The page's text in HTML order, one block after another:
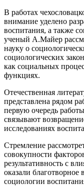
В работах
внимание уделено
воспитания, а также
ученый А.Майер
науку о
социологических
как социальных
функциях.
Отечественная
представлена рядом
первую очередь
связывают
исследованиях
Стремление
совокупности
результативность с
оказали благотворное
социологии